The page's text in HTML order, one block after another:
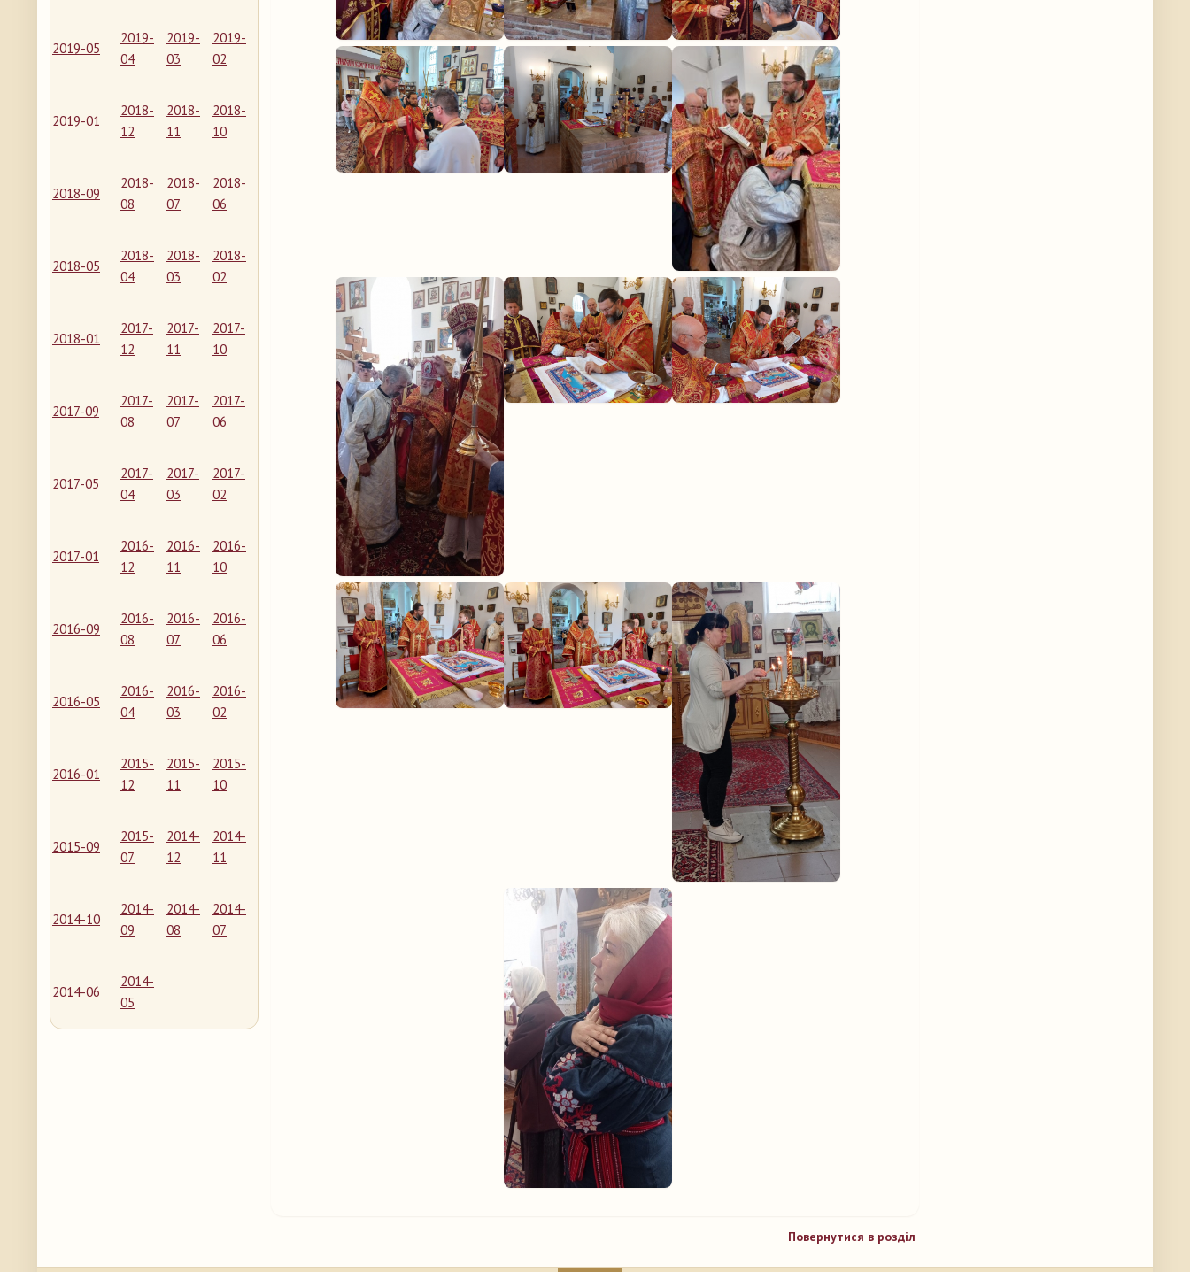
2019-05
2019-
04
2019-
03
2019-
02
2019-01
2018-
12
2018-
11
2018-
10
2018-09
2018-
08
2018-
07
2018-
06
2018-05
2018-
04
2018-
03
2018-
02
2018-01
2017-
12
2017-
11
2017-
10
2017-09
2017-
08
2017-
07
2017-
06
2017-05
2017-
04
2017-
03
2017-
02
2017-01
2016-
12
2016-
11
2016-
10
2016-09
2016-
08
2016-
07
2016-
06
2016-05
2016-
04
2016-
03
2016-
02
2016-01
2015-
12
2015-
11
2015-
10
2015-09
2015-
07
2014-
12
2014-
11
2014-10
2014-
09
2014-
08
2014-
07
2014-06
2014-
05
Повернутися в розділ